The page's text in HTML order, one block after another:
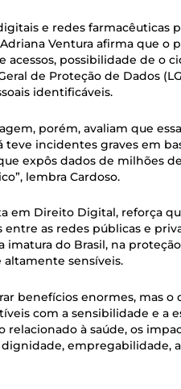
e redes farmacêuticas
Ventura afirma que o
possibilidade de o
de Proteção de Dados
identificáveis.
porém, avaliam que
teve incidentes graves em
expôs dados de milhões
lembra Cardoso.
em Direito Digital, reforça
as redes públicas e
do Brasil, na
altamente sensíveis.
benefícios enormes, mas o
com a sensibilidade e a
relacionado à saúde, os
empregabilidade,